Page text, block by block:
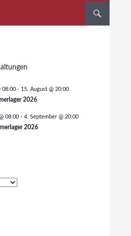
08:00 - 15. August @ 20:00
2026
08:00 - 4. September @ 20:00
2026